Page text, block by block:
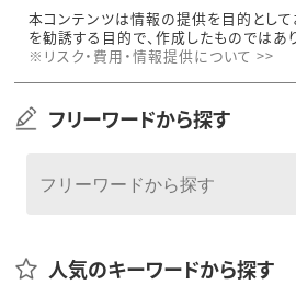
本コンテンツは情報の提供を目的として
を勧誘する目的で、作成したものではあ
※リスク・費用・情報提供について >>
フリーワードから探す
人気のキーワードから探す